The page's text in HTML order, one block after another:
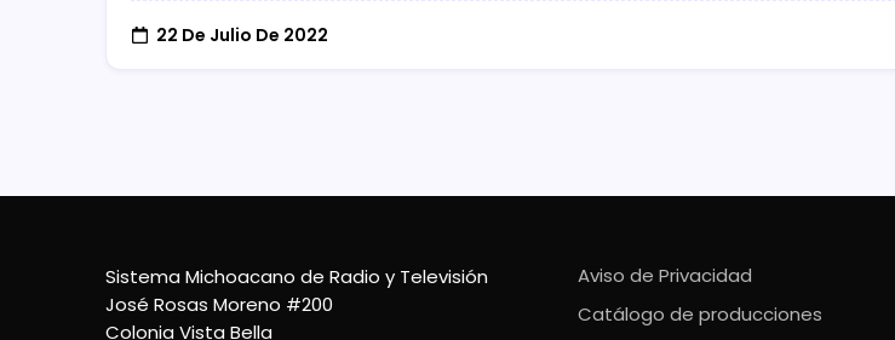
22 De Julio De 2022
Sistema Michoacano de Radio y Televisión
José Rosas Moreno #200
Colonia Vista Bella
Aviso de Privacidad
Catálogo de producciones